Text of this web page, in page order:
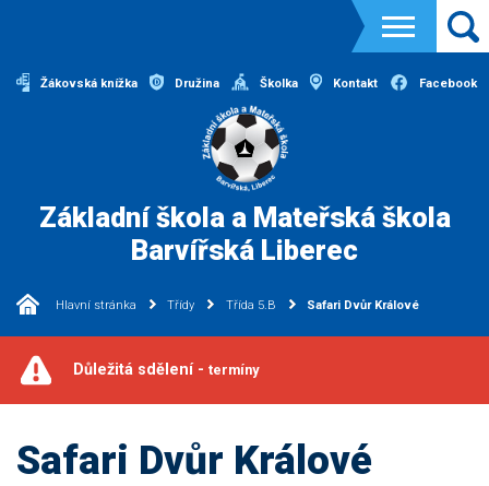
Žákovská knížka Družina Školka Kontakt Facebook
Základní škola a Mateřská škola
Barvířská Liberec
Hlavní stránka Třídy Třída 5.B Safari Dvůr Králové
Důležitá sdělení - termíny
Safari Dvůr Králové